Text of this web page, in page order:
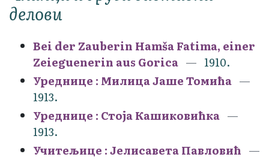
делови
Bei der Zauberin Hamša Fatima, einer
Zeieguenerin aus Gorica
1910.
Уреднице : Милица Јаше Томића
1913.
Уреднице : Стоја Кашиковићка
1913.
Учитељице : Јелисавета Павловић